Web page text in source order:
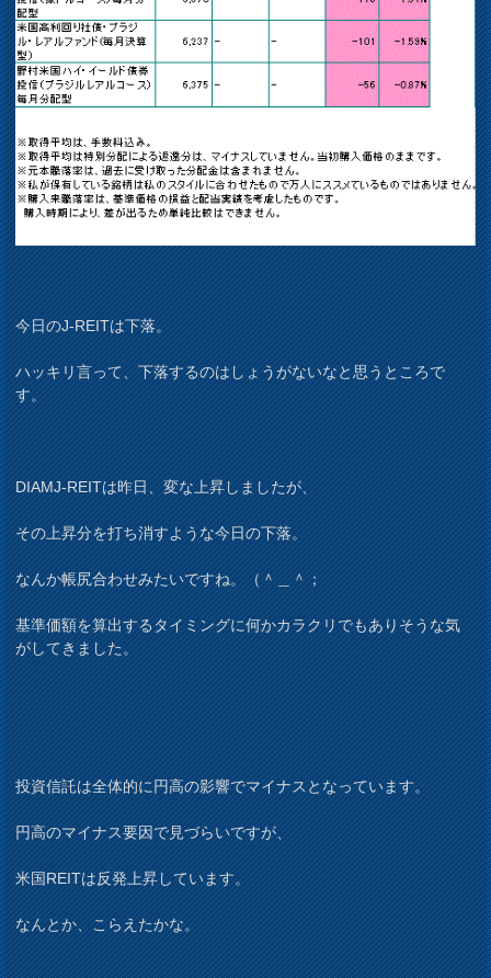
今日のJ-REITは下落。
ハッキリ言って、下落するのはしょうがないなと思うところで
す。
DIAMJ-REITは昨日、変な上昇しましたが、
その上昇分を打ち消すような今日の下落。
なんか帳尻合わせみたいですね。（＾＿＾；
基準価額を算出するタイミングに何かカラクリでもありそうな気
がしてきました。
投資信託は全体的に円高の影響でマイナスとなっています。
円高のマイナス要因で見づらいですが、
米国REITは反発上昇しています。
なんとか、こらえたかな。